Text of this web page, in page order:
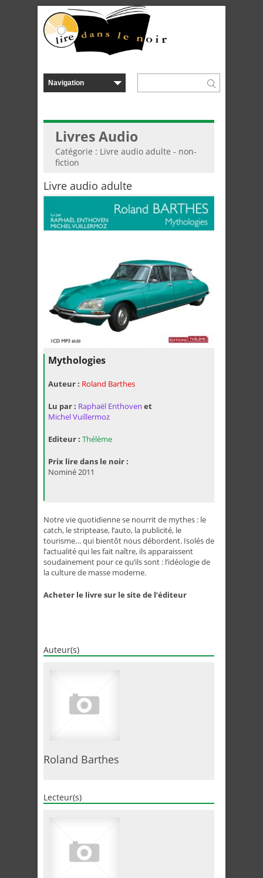
Livres Audio
Catégorie : Livre audio adulte - non-
fiction
Livre audio adulte
Mythologies
Auteur : Roland Barthes
Lu par : Raphaël Enthoven et
Michel Vuillermoz
Editeur : Thélème
Prix lire dans le noir :
Nominé 2011
Notre vie quotidienne se nourrit de mythes : le
catch, le striptease, l’auto, la publicité, le
tourisme… qui bientôt nous débordent. Isolés de
l’actualité qui les fait naître, ils apparaissent
soudainement pour ce qu’ils sont : l’idéologie de
la culture de masse moderne.
Acheter le livre sur le site de l’éditeur
Auteur(s)
Roland Barthes
Lecteur(s)